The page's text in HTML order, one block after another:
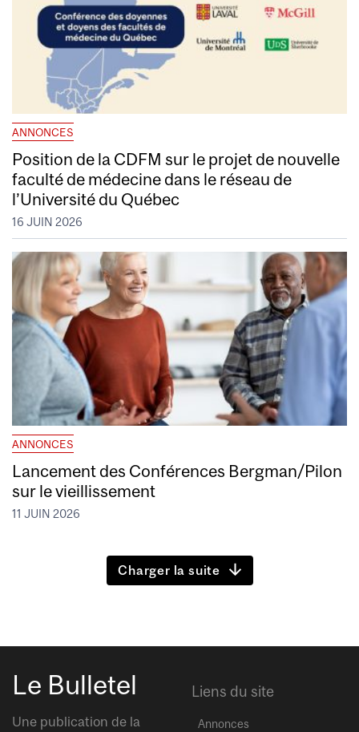
ANNONCES
Position de la CDFM sur le projet de nouvelle
faculté de médecine dans le réseau de
l’Université du Québec
16 JUIN 2026
ANNONCES
Lancement des Conférences Bergman/Pilon
sur le vieillissement
11 JUIN 2026
Charger la suite
Le Bulletel
Une publication de la
Liens du site
Annonces